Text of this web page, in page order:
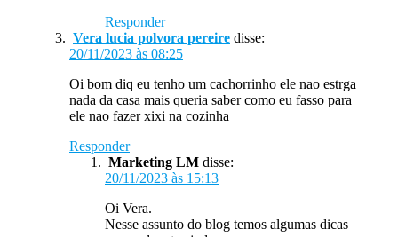
Responder
Vera lucia polvora pereire disse:
20/11/2023 às 08:25
Oi bom diq eu tenho um cachorrinho ele nao estrga
nada da casa mais queria saber como eu fasso para
ele nao fazer xixi na cozinha
Responder
Marketing LM disse:
20/11/2023 às 15:13
Oi Vera.
Nesse assunto do blog temos algumas dicas